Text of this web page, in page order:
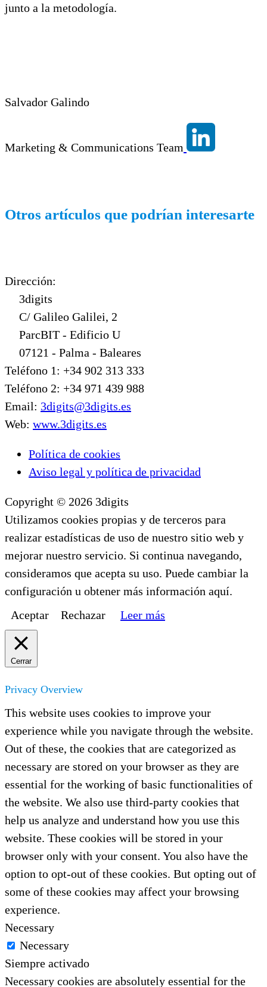
junto a la metodología.
Salvador Galindo
Marketing & Communications Team
Otros artículos que podrían interesarte
Dirección:
3digits
C/ Galileo Galilei, 2
ParcBIT - Edificio U
07121 - Palma - Baleares
Teléfono 1: +34 902 313 333
Teléfono 2: +34 971 439 988
Email: 3digits@3digits.es
Web: www.3digits.es
Política de cookies
Aviso legal y política de privacidad
Copyright © 2026 3digits
Utilizamos cookies propias y de terceros para
realizar estadísticas de uso de nuestro sitio web y
mejorar nuestro servicio. Si continua navegando,
consideramos que acepta su uso. Puede cambiar la
configuración u obtener más información aquí.
Aceptar
Rechazar Leer más
Cerrar
Privacy Overview
This website uses cookies to improve your
experience while you navigate through the website.
Out of these, the cookies that are categorized as
necessary are stored on your browser as they are
essential for the working of basic functionalities of
the website. We also use third-party cookies that
help us analyze and understand how you use this
website. These cookies will be stored in your
browser only with your consent. You also have the
option to opt-out of these cookies. But opting out of
some of these cookies may affect your browsing
experience.
Necessary
Necessary
Siempre activado
Necessary cookies are absolutely essential for the